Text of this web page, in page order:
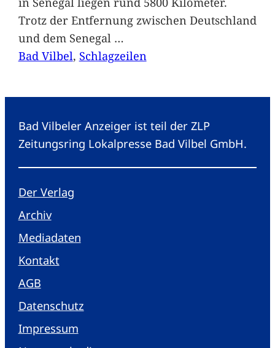
Trotz der Entfernung zwischen Deutschland
und dem Senegal …
Bad Vilbel, Schlagzeilen
Bad Vilbeler Anzeiger ist teil der ZLP
Zeitungsring Lokalpresse Bad Vilbel GmbH.
Der Verlag
Archiv
Mediadaten
Kontakt
AGB
Datenschutz
Impressum